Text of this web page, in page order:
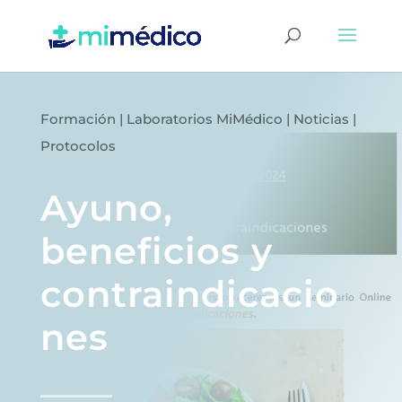
Formación | Laboratorios MiMédico | Noticias |
Protocolos
Ayuno,
beneficios y
contraindicacio
nes